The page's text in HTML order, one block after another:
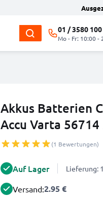
01 / 3580 100
Mo - Fr: 10:00 -
Akkus Batterien
Accu Varta 56714
(1 Bewertungen)
Auf Lager Lieferung:
Versand:2.95 €